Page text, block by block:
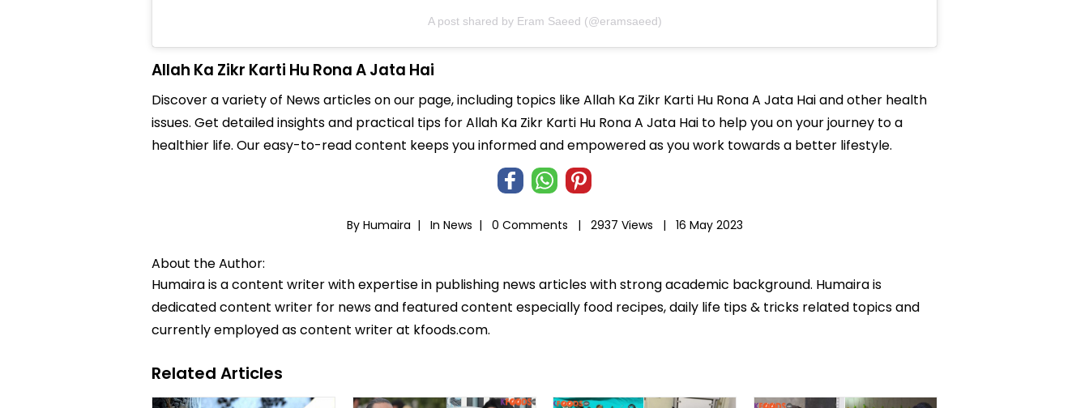
A post shared by Eram Saeed (@eramsaeed)
Allah Ka Zikr Karti Hu Rona A Jata Hai
Discover a variety of News articles on our page, including topics like Allah Ka Zikr Karti Hu Rona A Jata Hai and other health
issues. Get detailed insights and practical tips for Allah Ka Zikr Karti Hu Rona A Jata Hai to help you on your journey to a
healthier life. Our easy-to-read content keeps you informed and empowered as you work towards a better lifestyle.
By Humaira | In News | 0 Comments | 2937 Views | 16 May 2023
About the Author:
Humaira is a content writer with expertise in publishing news articles with strong academic background. Humaira is
dedicated content writer for news and featured content especially food recipes, daily life tips & tricks related topics and
currently employed as content writer at kfoods.com.
Related Articles